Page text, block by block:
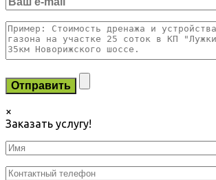
×
Заказать услугу!